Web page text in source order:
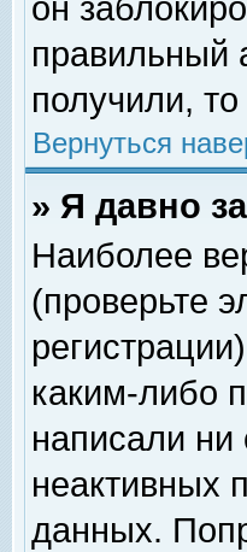
он
правильный
получили,
Вернуться
» Я давно
Наиболее
(проверьте
каким-либо
написали ни
неактивных
данных.